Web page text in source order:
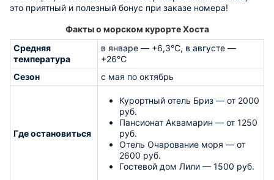
это приятный и полезный бонус при заказе номера!
Факты о морском курорте Хоста
Средняя
температура
в январе — +6,3°C, в августе —
+26°C
Сезон
с мая по октябрь
Где остановиться
Курортный отель Бриз — от 2000
руб.
Пансионат Аквамарин — от 1250
руб.
Отель Очарование моря — от
2600 руб.
Гостевой дом Лили — 1500 руб.